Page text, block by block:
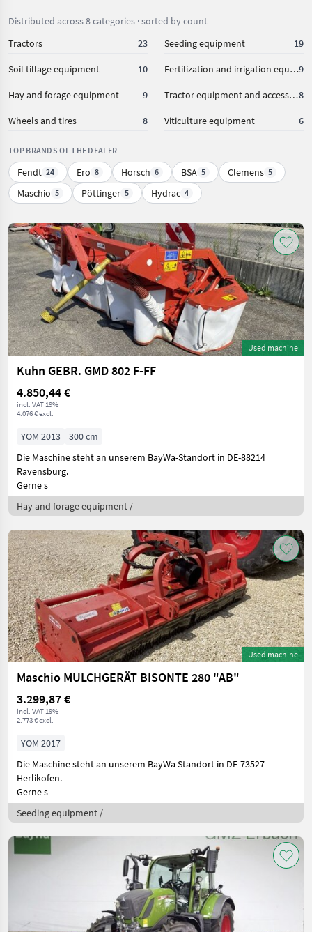
Distributed across 8 categories · sorted by count
Tractors
23 Seeding equipment 19
Soil tillage equipment 10 Fertilization and irrigation equipment9
Hay and forage equipment 9 Tractor equipment and accessories8
Wheels and tires 8 Viticulture equipment 6
TOP BRANDS OF THE DEALER
Fendt 24 Ero 8 Horsch 6 BSA 5 Clemens 5
Maschio 5 Pöttinger 5 Hydrac 4
Used machine
Kuhn GEBR. GMD 802 F-FF
4.850,44 €
incl. VAT 19%
4.076 € excl.
YOM 2013
300 cm
Die Maschine steht an unserem BayWa-Standort in DE-88214
Ravensburg.
Gerne s
Hay and forage equipment /
Used machine
Maschio MULCHGERÄT BISONTE 280 "AB"
3.299,87 €
incl. VAT 19%
2.773 € excl.
YOM 2017
Die Maschine steht an unserem BayWa Standort in DE-73527
Herlikofen.
Gerne s
Seeding equipment /